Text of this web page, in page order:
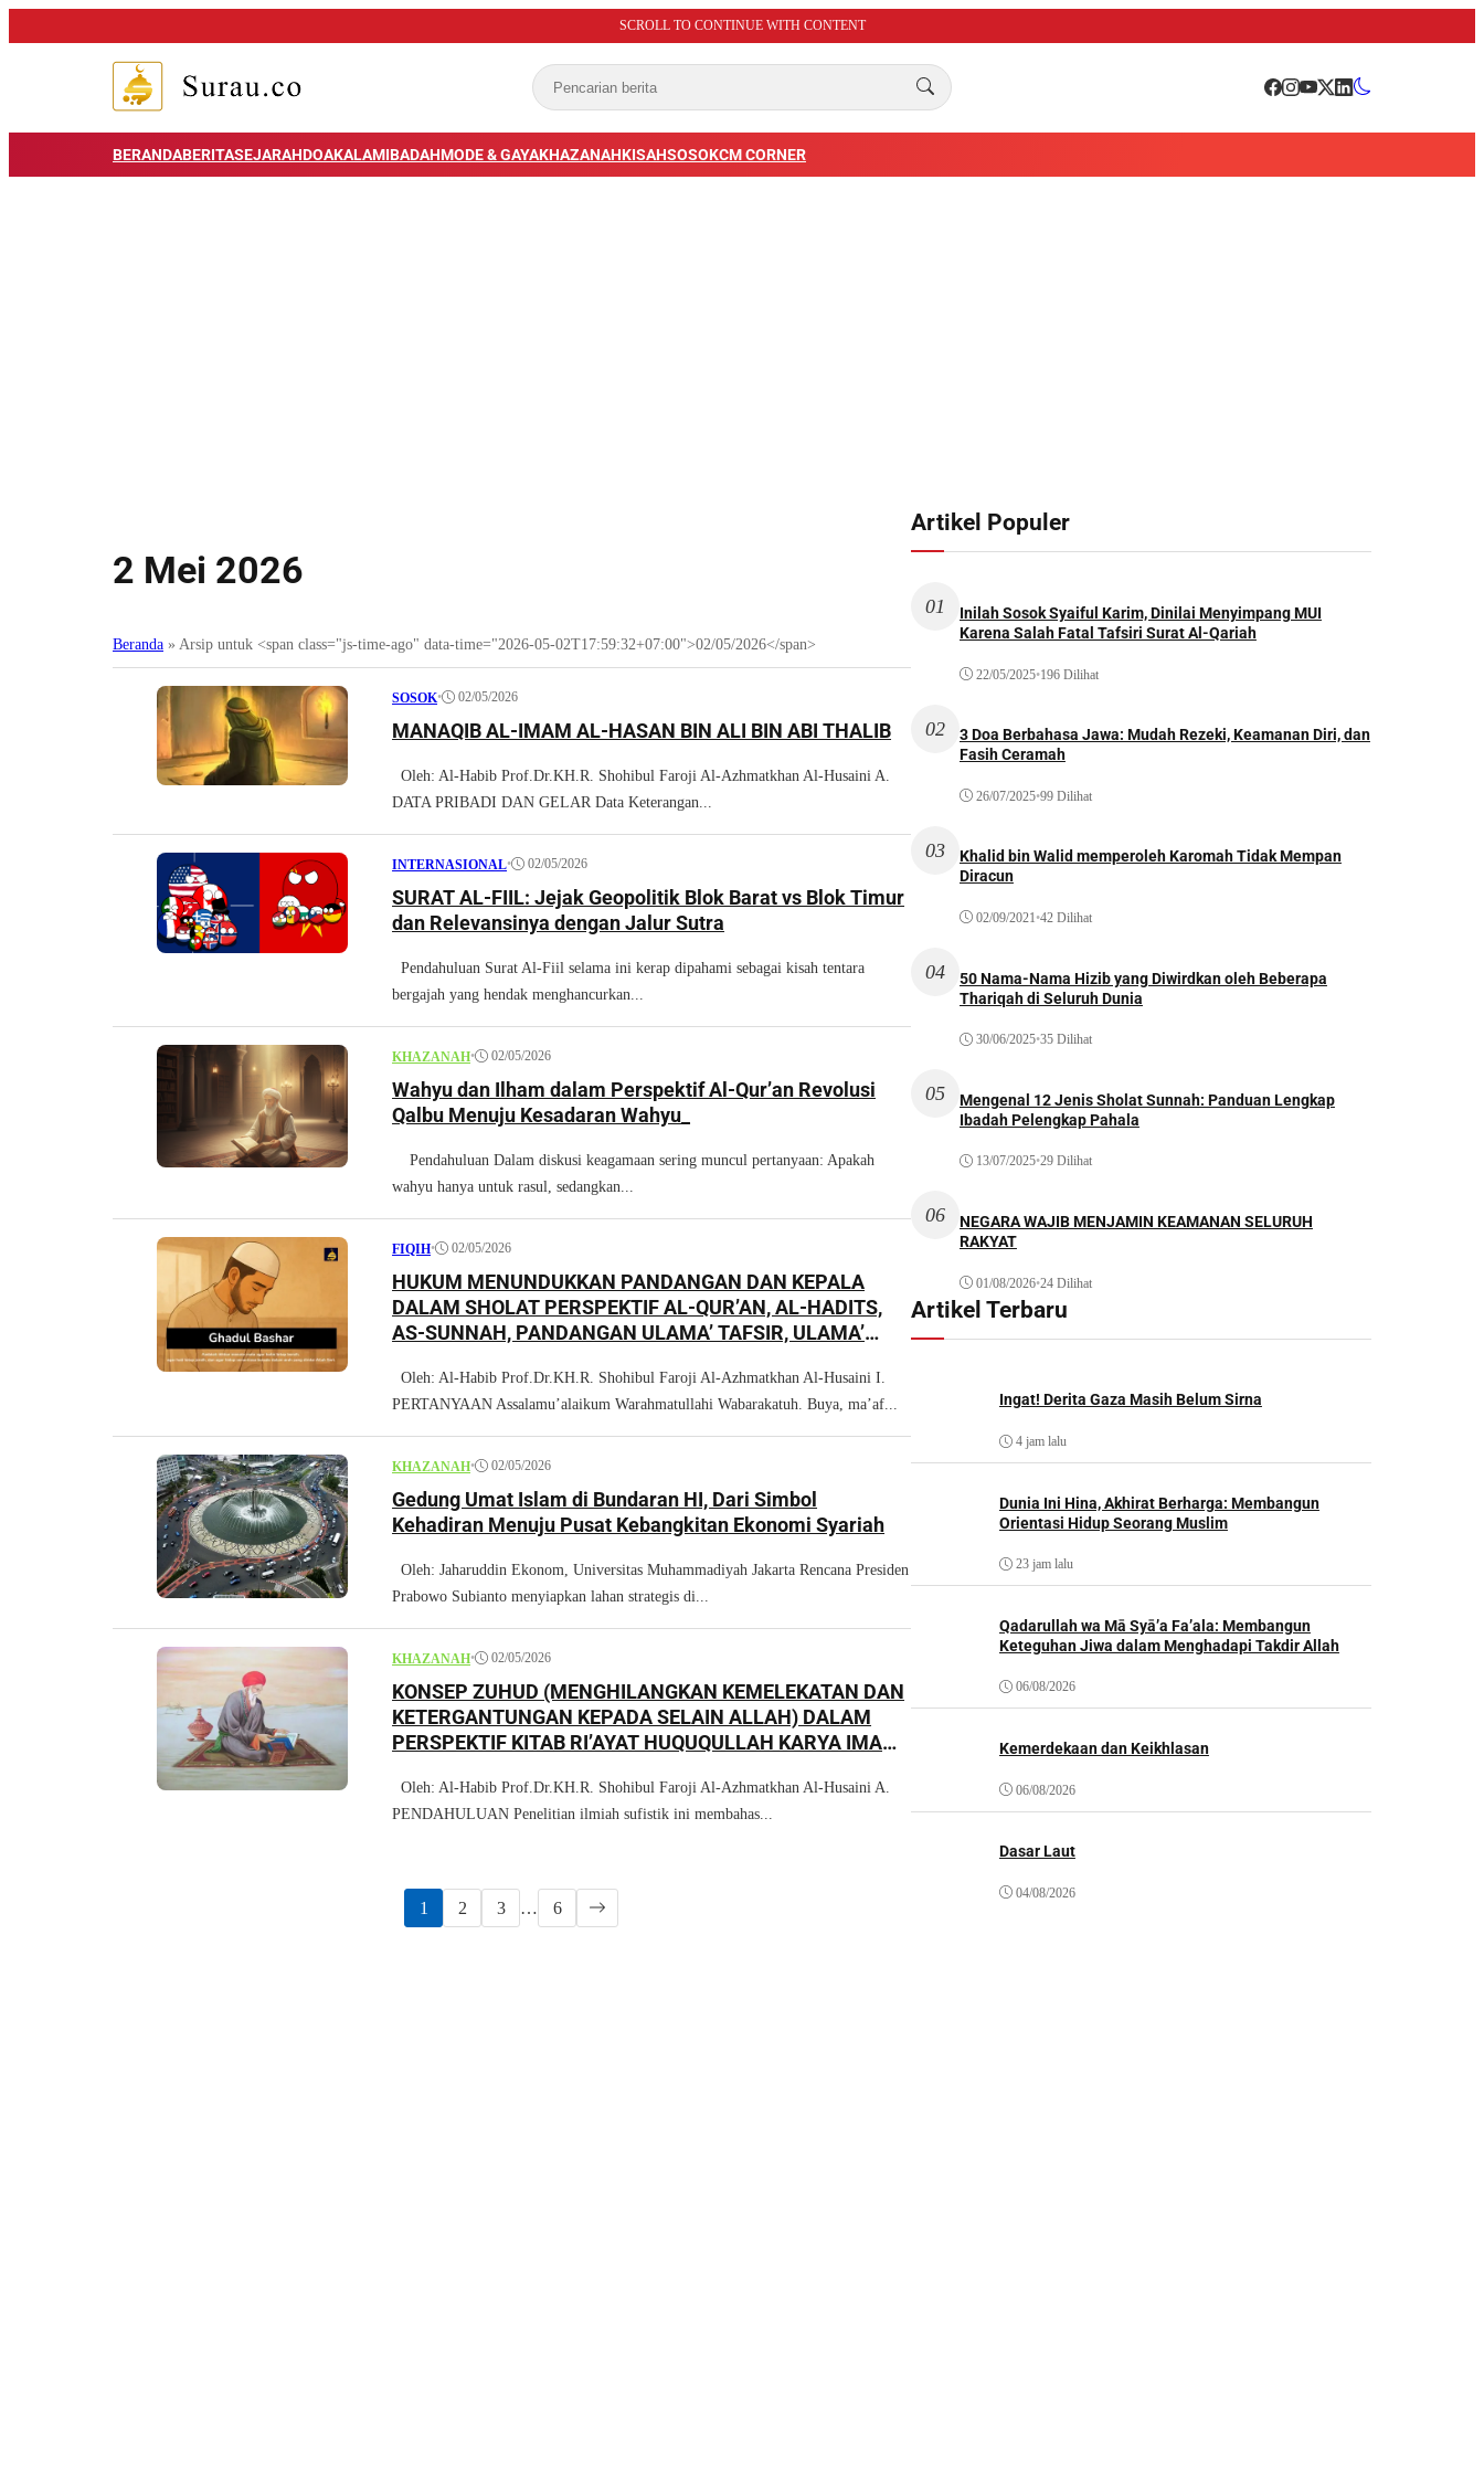
SCROLL TO CONTINUE WITH CONTENT
BERANDABERITASEJARAHDOAKALAMIBADAHMODE & GAYAKHAZANAHKISAHSOSOKCM CORNER
2 Mei 2026
Beranda » Arsip untuk <span class="js-time-ago" data-time="2026-05-02T17:59:32+07:00">02/05/2026</span>
SOSOK• 02/05/2026
MANAQIB AL-IMAM AL-HASAN BIN ALI BIN ABI THALIB
Oleh: Al-Habib Prof.Dr.KH.R. Shohibul Faroji Al-Azhmatkhan Al-Husaini A.
DATA PRIBADI DAN GELAR Data Keterangan...
INTERNASIONAL• 02/05/2026
SURAT AL-FIIL: Jejak Geopolitik Blok Barat vs Blok Timur
dan Relevansinya dengan Jalur Sutra
Pendahuluan Surat Al-Fiil selama ini kerap dipahami sebagai kisah tentara
bergajah yang hendak menghancurkan...
KHAZANAH• 02/05/2026
Wahyu dan Ilham dalam Perspektif Al-Qur’an Revolusi
Qalbu Menuju Kesadaran Wahyu_
Pendahuluan Dalam diskusi keagamaan sering muncul pertanyaan: Apakah
wahyu hanya untuk rasul, sedangkan...
FIQIH• 02/05/2026
HUKUM MENUNDUKKAN PANDANGAN DAN KEPALA
DALAM SHOLAT PERSPEKTIF AL-QUR’AN, AL-HADITS,
AS-SUNNAH, PANDANGAN ULAMA’ TAFSIR, ULAMA’
Oleh: Al-Habib Prof.Dr.KH.R. Shohibul Faroji Al-Azhmatkhan Al-Husaini I.
PERTANYAAN Assalamu’alaikum Warahmatullahi Wabarakatuh. Buya, ma’af...
KHAZANAH• 02/05/2026
Gedung Umat Islam di Bundaran HI, Dari Simbol
Kehadiran Menuju Pusat Kebangkitan Ekonomi Syariah
Oleh: Jaharuddin Ekonom, Universitas Muhammadiyah Jakarta Rencana Presiden
Prabowo Subianto menyiapkan lahan strategis di...
KHAZANAH• 02/05/2026
KONSEP ZUHUD (MENGHILANGKAN KEMELEKATAN DAN
KETERGANTUNGAN KEPADA SELAIN ALLAH) DALAM
PERSPEKTIF KITAB RI’AYAT HUQUQULLAH KARYA IMAM
Oleh: Al-Habib Prof.Dr.KH.R. Shohibul Faroji Al-Azhmatkhan Al-Husaini A.
PENDAHULUAN Penelitian ilmiah sufistik ini membahas...
1 2 3 … 6
Artikel Populer
01
Inilah Sosok Syaiful Karim, Dinilai Menyimpang MUI
Karena Salah Fatal Tafsiri Surat Al-Qariah
22/05/2025•196 Dilihat
02
3 Doa Berbahasa Jawa: Mudah Rezeki, Keamanan Diri, dan
Fasih Ceramah
26/07/2025•99 Dilihat
03
Khalid bin Walid memperoleh Karomah Tidak Mempan
Diracun
02/09/2021•42 Dilihat
04
50 Nama-Nama Hizib yang Diwirdkan oleh Beberapa
Thariqah di Seluruh Dunia
30/06/2025•35 Dilihat
05
Mengenal 12 Jenis Sholat Sunnah: Panduan Lengkap
Ibadah Pelengkap Pahala
13/07/2025•29 Dilihat
06
NEGARA WAJIB MENJAMIN KEAMANAN SELURUH
RAKYAT
01/08/2026•24 Dilihat
Artikel Terbaru
Ingat! Derita Gaza Masih Belum Sirna
4 jam lalu
Dunia Ini Hina, Akhirat Berharga: Membangun
Orientasi Hidup Seorang Muslim
23 jam lalu
Qadarullah wa Mā Syā’a Fa’ala: Membangun
Keteguhan Jiwa dalam Menghadapi Takdir Allah
06/08/2026
Kemerdekaan dan Keikhlasan
06/08/2026
Dasar Laut
04/08/2026